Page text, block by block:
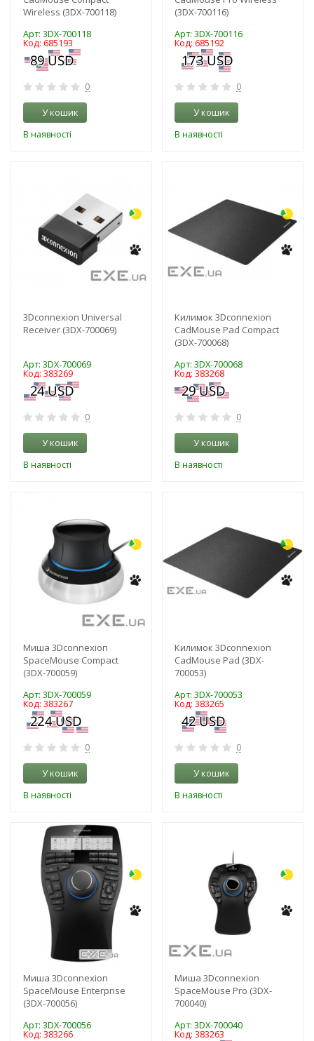
Wireless (3DX-700118)
Арт: 3DX-700118
Код: 685193
0
У кошик
В наявності
(3DX-700116)
Арт: 3DX-700116
Код: 685192
0
У кошик
В наявності
3Dconnexion Universal
Receiver (3DX-700069)
Арт: 3DX-700069
Код: 383269
0
У кошик
В наявності
Килимок 3Dconnexion
CadMouse Pad Compact
(3DX-700068)
Арт: 3DX-700068
Код: 383268
0
У кошик
В наявності
Миша 3Dconnexion
SpaceMouse Compact
(3DX-700059)
Арт: 3DX-700059
Код: 383267
0
У кошик
В наявності
Килимок 3Dconnexion
CadMouse Pad (3DX-
700053)
Арт: 3DX-700053
Код: 383265
0
У кошик
В наявності
Миша 3Dconnexion
SpaceMouse Enterprise
(3DX-700056)
Арт: 3DX-700056
Код: 383266
Миша 3Dconnexion
SpaceMouse Pro (3DX-
700040)
Арт: 3DX-700040
Код: 383263